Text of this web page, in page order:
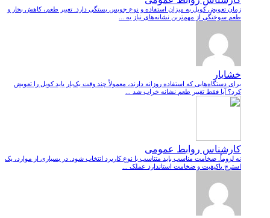
زمان تعویض کویل به میزان استفاده و نوع جویس بستگی دارد. تغییر طعم، کاهش بخار و
طعم سوختگی از مهم‌ترین نشانه‌های نیاز به ...
خشایار
برای دستگاه‌هایی که استفاده روزانه دارند، معمولاً چند وقت یک‌بار باید کویل را تعویض
کرد؟ آیا فقط تغییر طعم نشانه خراب شد ...
کارشناس روابط عمومی
نه لزوماً. ضخامت مناسب باید متناسب با نوع کاربرد انتخاب شود. در بسیاری از موارد، یک
استرچ باکیفیت و ضخامت استاندارد عملک ...